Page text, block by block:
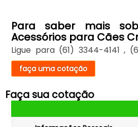
Para saber mais
Acessórios para Cães
Ligue para (61) 3344-4141 ,
faça uma cotação
Faça sua cotação